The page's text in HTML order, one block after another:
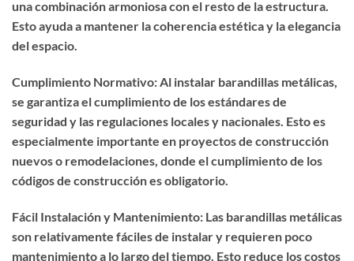
una combinación armoniosa con el resto de la estructura.
Esto ayuda a mantener la coherencia estética y la elegancia
del espacio.
Cumplimiento Normativo: Al instalar barandillas metálicas,
se garantiza el cumplimiento de los estándares de
seguridad y las regulaciones locales y nacionales. Esto es
especialmente importante en proyectos de construcción
nuevos o remodelaciones, donde el cumplimiento de los
códigos de construcción es obligatorio.
Fácil Instalación y Mantenimiento: Las barandillas metálicas
son relativamente fáciles de instalar y requieren poco
mantenimiento a lo largo del tiempo. Esto reduce los costos